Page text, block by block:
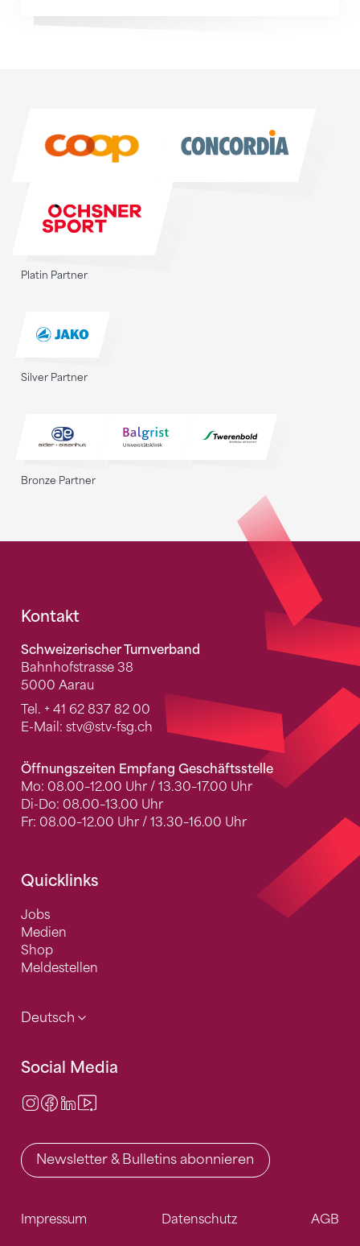
Platin Partner
Silver Partner
Bronze Partner
Fusszeile
Kontakt
Schweizerischer Turnverband
Bahnhofstrasse 38
5000 Aarau
Tel. + 41 62 837 82 00
E-Mail: stv@stv-fsg.ch
Öffnungszeiten Empfang Geschäftsstelle
Mo: 08.00–12.00 Uhr / 13.30–17.00 Uhr
Di-Do: 08.00–13.00 Uhr
Fr: 08.00–12.00 Uhr / 13.30–16.00 Uhr
Quicklinks
Jobs
Medien
Shop
Meldestellen
Deutsch
Social Media
Instagram
Facebook
LinkedIn
Newsletter & Bulletins abonnieren
Impressum Datenschutz AGB